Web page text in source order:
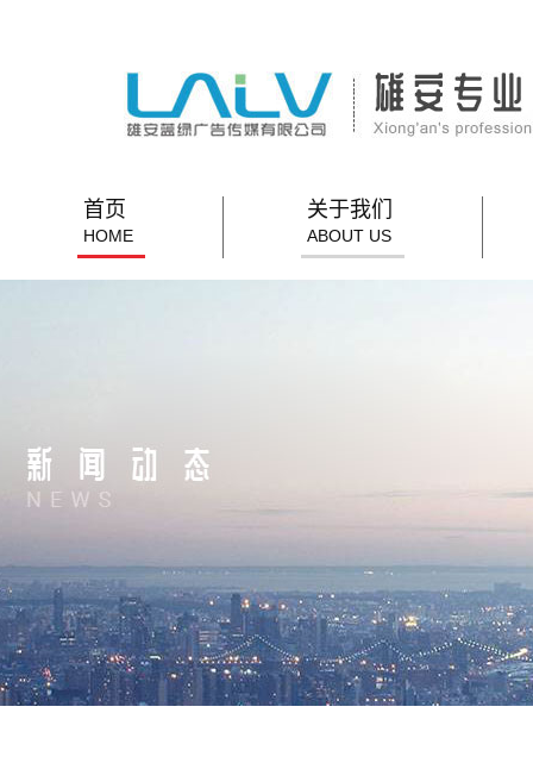
首页
HOME
关于我们
ABOUT US